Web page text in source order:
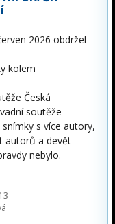
2026 obdržel
kolem
Česká
soutěže
s více autory,
autorů a devět
nebylo.